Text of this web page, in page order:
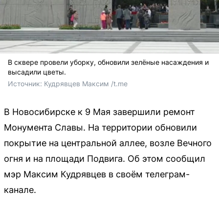
В сквере провели уборку, обновили зелёные насаждения и
высадили цветы.
Источник: Кудрявцев Максим /t.me
В Новосибирске к 9 Мая завершили ремонт
Монумента Славы. На территории обновили
покрытие на центральной аллее, возле Вечного
огня и на площади Подвига. Об этом сообщил
мэр Максим Кудрявцев в своём телеграм-
канале.